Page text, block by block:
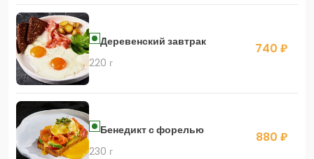
Деревенский завтрак
220 г
740 ₽
Бенедикт с форелью
230 г
880 ₽